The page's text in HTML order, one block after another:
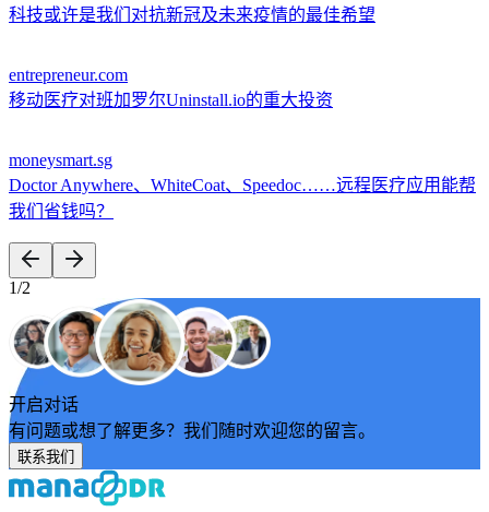
科技或许是我们对抗新冠及未来疫情的最佳希望
entrepreneur.com
移动医疗对班加罗尔Uninstall.io的重大投资
moneysmart.sg
Doctor Anywhere、WhiteCoat、Speedoc……远程医疗应用能帮
我们省钱吗？
1/2
开启对话
有问题或想了解更多？我们随时欢迎您的留言。
联系我们